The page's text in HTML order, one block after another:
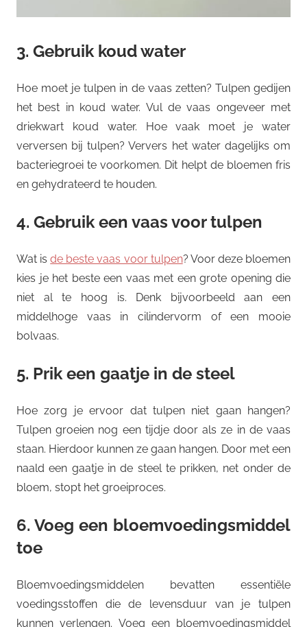
3. Gebruik koud water
Hoe moet je tulpen in de vaas zetten? Tulpen gedijen
het best in koud water. Vul de vaas ongeveer met
driekwart koud water. Hoe vaak moet je water
verversen bij tulpen? Ververs het water dagelijks om
bacteriegroei te voorkomen. Dit helpt de bloemen fris
en gehydrateerd te houden.
4. Gebruik een vaas voor tulpen
Wat isde beste vaas voor tulpen? Voor deze bloemen
kies je het beste een vaas met een grote opening die
niet al te hoog is. Denk bijvoorbeeld aan een
middelhoge vaas in cilindervorm of een mooie
bolvaas.
5. Prik een gaatje in de steel
Hoe zorg je ervoor dat tulpen niet gaan hangen?
Tulpen groeien nog een tijdje door als ze in de vaas
staan. Hierdoor kunnen ze gaan hangen. Door met een
naald een gaatje in de steel te prikken, net onder de
bloem, stopt het groeiproces.
6. Voeg een bloemvoedingsmiddel
toe
Bloemvoedingsmiddelen bevatten essentiële
voedingsstoffen die de levensduur van je tulpen
kunnen verlengen. Voeg een bloemvoedingsmiddel